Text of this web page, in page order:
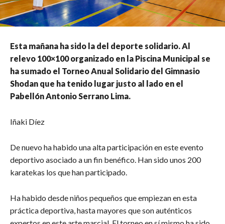
Esta mañana ha sido la del deporte solidario. Al
relevo 100×100 organizado en la Piscina Municipal se
ha sumado el Torneo Anual Solidario del Gimnasio
Shodan que ha tenido lugar justo al lado en el
Pabellón Antonio Serrano Lima.
Iñaki Díez
De nuevo ha habido una alta participación en este evento
deportivo asociado a un fin benéfico. Han sido unos 200
karatekas los que han participado.
Ha habido desde niños pequeños que empiezan en esta
práctica deportiva, hasta mayores que son auténticos